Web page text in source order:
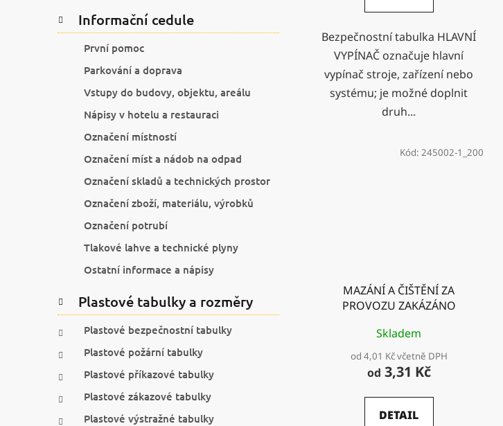
Informační cedule
První pomoc
Parkování a doprava
Vstupy do budovy, objektu, areálu
Nápisy v hotelu a restauraci
Označení místností
Označení míst a nádob na odpad
Označení skladů a technických prostor
Označení zboží, materiálu, výrobků
Označení potrubí
Tlakové lahve a technické plyny
Ostatní informace a nápisy
Plastové tabulky a rozměry
Plastové bezpečnostní tabulky
Plastové požární tabulky
Plastové příkazové tabulky
Plastové zákazové tabulky
Plastové výstražné tabulky
Bezpečnostní tabulka HLAVNÍ
VYPÍNAČ označuje hlavní
vypínač stroje, zařízení nebo
systému; je možné doplnit
druh...
MAZÁNÍ A ČIŠTĚNÍ ZA
PROVOZU ZAKÁZÁNO
Skladem
od 4,01 Kč včetně DPH
od 3,31 Kč
DETAIL
Kód: 245002-1_200